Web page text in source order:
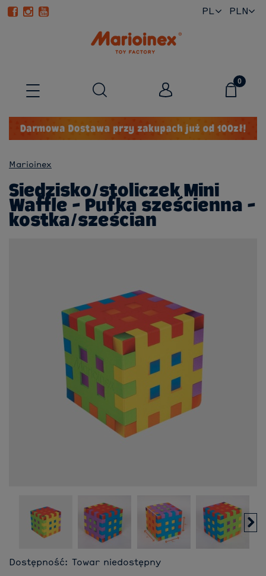
PL
Marioinex
Siedzisko/stoliczek Mini
Waffle - Pufka sześcienna -
kostka/sześcian
Dostępność: Towar niedostępny